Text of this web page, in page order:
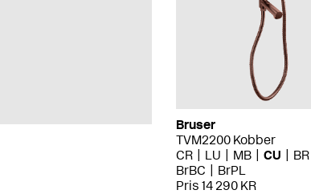
Bruser
TVM2200 Kobber
CR
LU MB CU BR
BrBC
BrPL
Pris 14 290 KR